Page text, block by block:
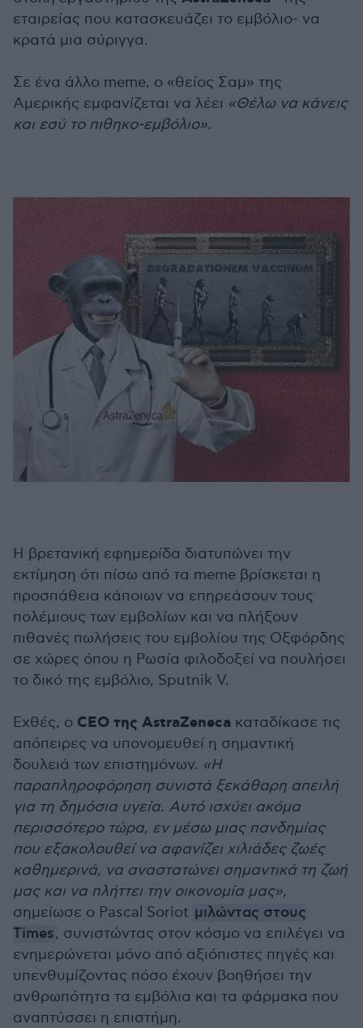
εταιρείας που κατασκευάζει το εμβόλιο- να
κρατά μια σύριγγα.
Σε ένα άλλο meme, o «θείος Σαμ» της
Αμερικής εμφανίζεται να λέει «Θέλω να κάνεις
και εσύ το πιθηκο-εμβόλιο».
Η βρετανική εφημερίδα διατυπώνει την
εκτίμηση ότι πίσω από τα meme βρίσκεται η
προσπάθεια κάποιων να επηρεάσουν τους
πολέμιους των εμβολίων και να πλήξουν
πιθανές πωλήσεις του εμβολίου της Οξφόρδης
σε χώρες όπου η Ρωσία φιλοδοξεί να πουλήσει
το δικό της εμβόλιο, Sputnik V.
Εχθές, ο CEO της AstraZeneca καταδίκασε τις
απόπειρες να υπονομευθεί η σημαντική
δουλειά των επιστημόνων. «Η
παραπληροφόρηση συνιστά ξεκάθαρη απειλή
για τη δημόσια υγεία. Αυτό ισχύει ακόμα
περισσότερο τώρα, εν μέσω μιας πανδημίας
που εξακολουθεί να αφανίζει χιλιάδες ζωές
καθημερινά, να αναστατώνει σημαντικά τη ζωή
μας και να πλήττει την οικονομία μας»,
σημείωσε ο Pascal Soriot μιλώντας στους
Times, συνιστώντας στον κόσμο να επιλέγει να
ενημερώνεται μόνο από αξιόπιστες πηγές και
υπενθυμίζοντας πόσο έχουν βοηθήσει την
ανθρωπότητα τα εμβόλια και τα φάρμακα που
αναπτύσσει η επιστήμη.